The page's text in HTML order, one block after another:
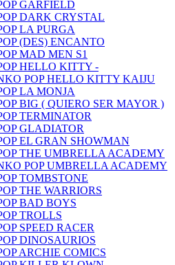
GARFIELD
DARK CRYSTAL
LA PURGA
(DES) ENCANTO
MAD MEN S1
HELLO KITTY -
POP HELLO KITTY KAIJU
LA MONJA
BIG ( QUIERO SER MAYOR )
TERMINATOR
GLADIATOR
EL GRAN SHOWMAN
THE UMBRELLA ACADEMY
POP UMBRELLA ACADEMY
TOMBSTONE
THE WARRIORS
BAD BOYS
TROLLS
SPEED RACER
DINOSAURIOS
ARCHIE COMICS